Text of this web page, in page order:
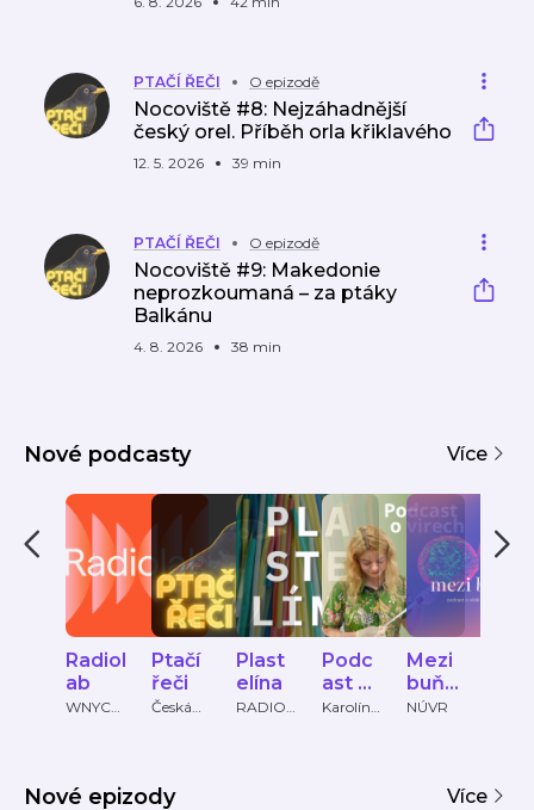
PTAČÍ ŘEČI O epizodě
Nocoviště #8: Nejzáhadnější
český orel. Příběh orla křiklavého
12. 5. 2026 39 min
PTAČÍ ŘEČI O epizodě
Nocoviště #9: Makedonie
neprozkoumaná – za ptáky
Balkánu
4. 8. 2026 38 min
Nové podcasty Více
Radiol
ab
WNYC
Ptačí
řeči
Česká
Plast
elína
RADIO
Podc
ast o
virech
Karolína
Mezi
buňky
.
proti
NÚVR
Nové epizody Více